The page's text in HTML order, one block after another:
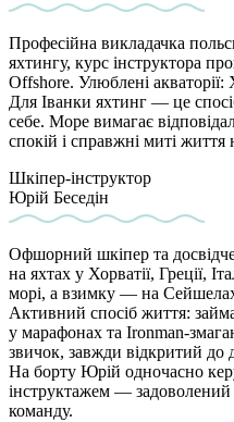
Професійна викладачка
яхтингу, курс інструктора
Offshore. Улюблені акваторії:
Для Іванки яхтинг — це
себе. Море вимагає
спокій і справжні миті життя
Шкіпер-інструктор
Юрій Беседін
Офшорний шкіпер та
на яхтах у Хорватії, Греції,
морі, а взимку — на
Активний спосіб життя:
у марафонах та Ironman-
звичок, завжди відкритий до
На борту Юрій одночасно
інструктажем —
команду.